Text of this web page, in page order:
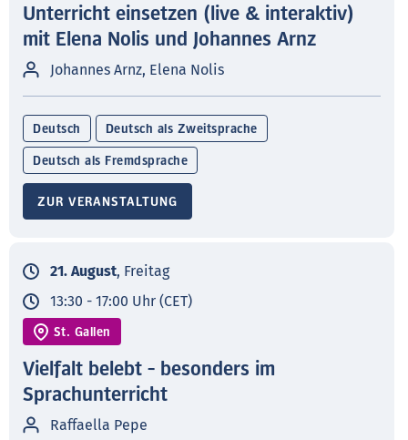
Unterricht einsetzen (live & interaktiv)
mit Elena Nolis und Johannes Arnz
Johannes Arnz, Elena Nolis
Deutsch Deutsch als Zweitsprache
Deutsch als Fremdsprache
ZUR VERANSTALTUNG
21. August, Freitag
13:30 - 17:00 Uhr (CET)
St. Gallen
Vielfalt belebt - besonders im
Sprachunterricht
Raffaella Pepe